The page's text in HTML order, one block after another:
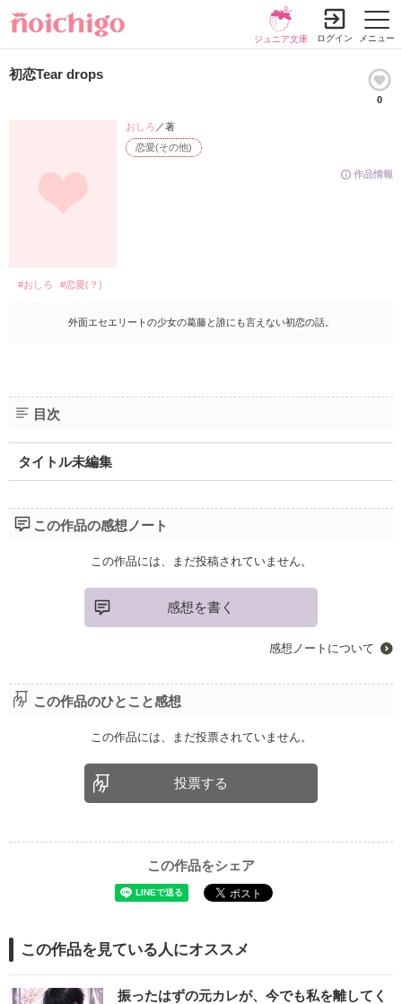
メニュー
ジュニア文庫 ログイン
初恋Tear drops
0
作品情報
恋愛(その他)
おしろ ／著
#おしろ #恋愛(？)
外面エセエリートの少女の葛藤と誰にも言えない初恋の話。
目次
タイトル未編集
この作品の感想ノート
この作品には、まだ投稿されていません。
感想を書く
感想ノートについて
この作品のひとこと感想
この作品には、まだ投票されていません。
投票する
この作品をシェア
この作品を見ている人にオススメ
振ったはずの元カレが、今でも私を離してく